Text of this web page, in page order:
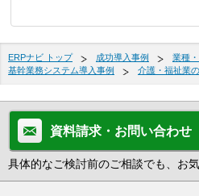
ERPナビ トップ 成功導入事例 業種
基幹業務システム導入事例
介護・福祉業
資料請求・お問い合わせ
具体的なご検討前のご相談でも、お